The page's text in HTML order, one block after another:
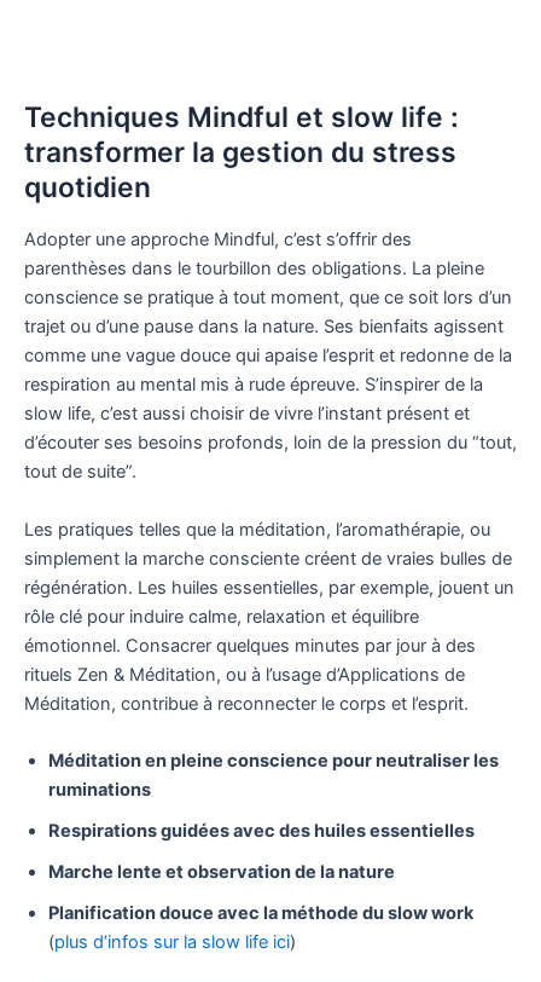
Techniques Mindful et slow life :
transformer la gestion du stress
quotidien
Adopter une approche Mindful, c’est s’offrir des
parenthèses dans le tourbillon des obligations. La pleine
conscience se pratique à tout moment, que ce soit lors d’un
trajet ou d’une pause dans la nature. Ses bienfaits agissent
comme une vague douce qui apaise l’esprit et redonne de la
respiration au mental mis à rude épreuve. S’inspirer de la
slow life, c’est aussi choisir de vivre l’instant présent et
d’écouter ses besoins profonds, loin de la pression du “tout,
tout de suite”.
Les pratiques telles que la méditation, l’aromathérapie, ou
simplement la marche consciente créent de vraies bulles de
régénération. Les huiles essentielles, par exemple, jouent un
rôle clé pour induire calme, relaxation et équilibre
émotionnel. Consacrer quelques minutes par jour à des
rituels Zen & Méditation, ou à l’usage d’Applications de
Méditation, contribue à reconnecter le corps et l’esprit.
Méditation en pleine conscience pour neutraliser les
ruminations
Respirations guidées avec des huiles essentielles
Marche lente et observation de la nature
Planification douce avec la méthode du slow work
(plus d’infos sur la slow life ici)